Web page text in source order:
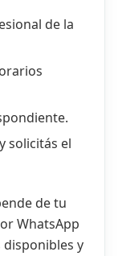
de la
solicitás el
de tu
WhatsApp
y